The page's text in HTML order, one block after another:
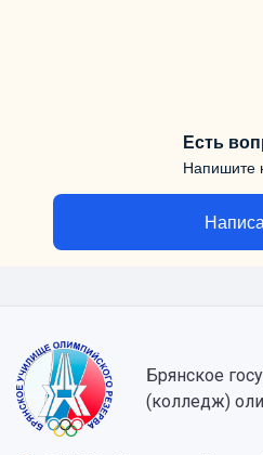
Есть
Напишите
Брянское
(колледж)